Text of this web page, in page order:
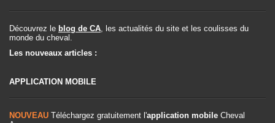
Découvrez le blog de CA , les actualités du site et les coulisses du
monde du cheval.
Les nouveaux articles :
APPLICATION MOBILE
NOUVEAU Téléchargez gratuitement l'application mobile Cheval